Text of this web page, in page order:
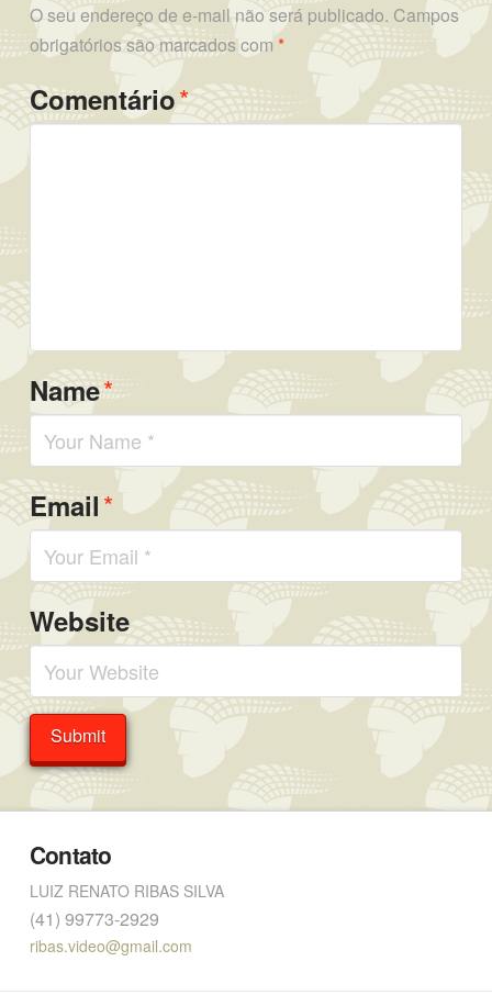
O seu endereço de e-mail não será publicado. Campos
obrigatórios são marcados com *
Comentário*
Name*
Email*
Website
Contato
LUIZ RENATO RIBAS SILVA
(41) 99773-2929
ribas.video@gmail.com